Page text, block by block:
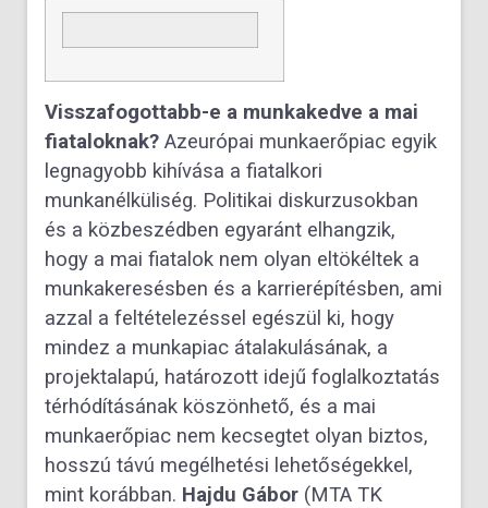
Visszafogottabb-e a munkakedve a mai
fiataloknak? Azeurópai munkaerőpiac egyik
legnagyobb kihívása a fiatalkori
munkanélküliség. Politikai diskurzusokban
és a közbeszédben egyaránt elhangzik,
hogy a mai fiatalok nem olyan eltökéltek a
munkakeresésben és a karrierépítésben, ami
azzal a feltételezéssel egészül ki, hogy
mindez a munkapiac átalakulásának, a
projektalapú, határozott idejű foglalkoztatás
térhódításának köszönhető, és a mai
munkaerőpiac nem kecsegtet olyan biztos,
hosszú távú megélhetési lehetőségekkel,
mint korábban. Hajdu Gábor (MTA TK